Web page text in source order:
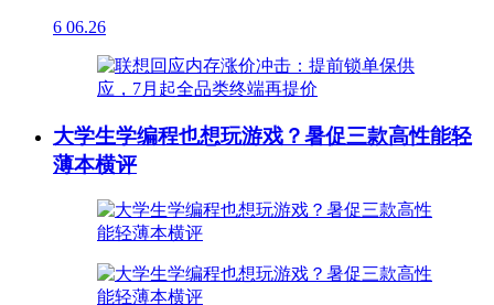
6 06.26
大学生学编程也想玩游戏？暑促三款高性能轻
薄本横评